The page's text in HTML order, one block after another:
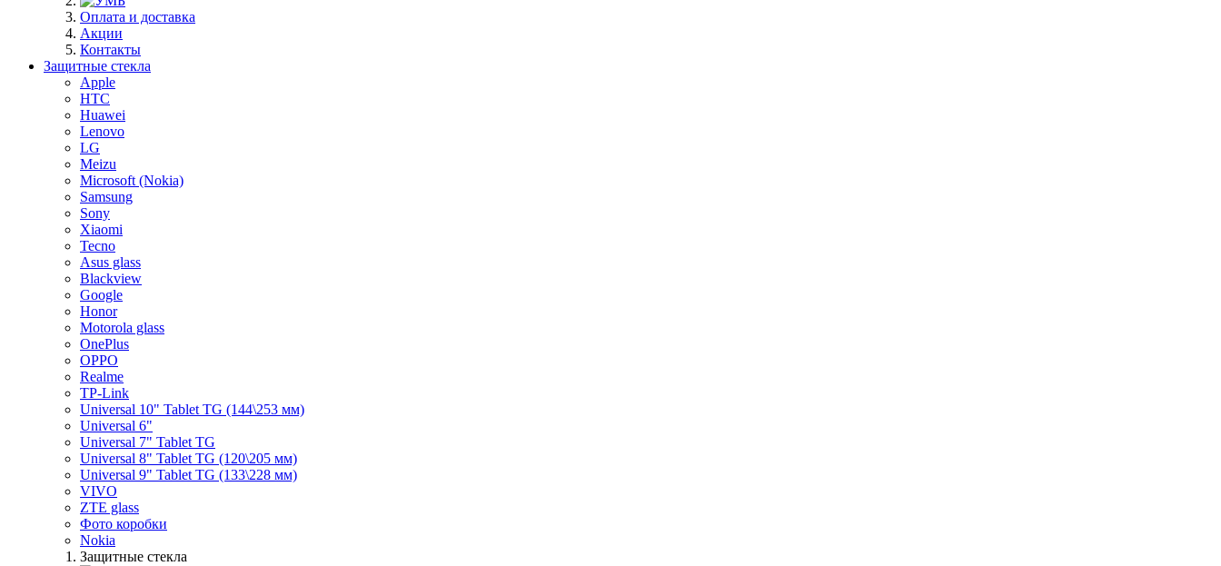
Оплата и доставка
Акции
Контакты
Защитные стекла
Apple
HTC
Huawei
Lenovo
LG
Meizu
Microsoft (Nokia)
Samsung
Sony
Xiaomi
Tecno
Asus glass
Blackview
Google
Honor
Motorola glass
OnePlus
OPPO
Realme
TP-Link
Universal 10" Tablet TG (144\253 мм)
Universal 6"
Universal 7" Tablet TG
Universal 8" Tablet TG (120\205 мм)
Universal 9" Tablet TG (133\228 мм)
VIVO
ZTE glass
Фото коробки
Nokia
Защитные стекла